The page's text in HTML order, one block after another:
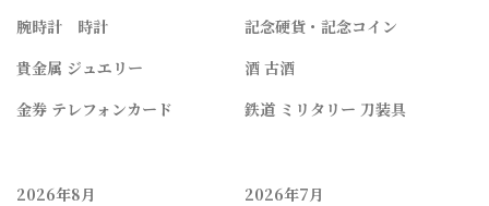
腕時計 時計
記念硬貨・記念コイン
貴金属 ジュエリー
酒 古酒
金券 テレフォンカード
鉄道 ミリタリー 刀装具
2026年8月
2026年7月